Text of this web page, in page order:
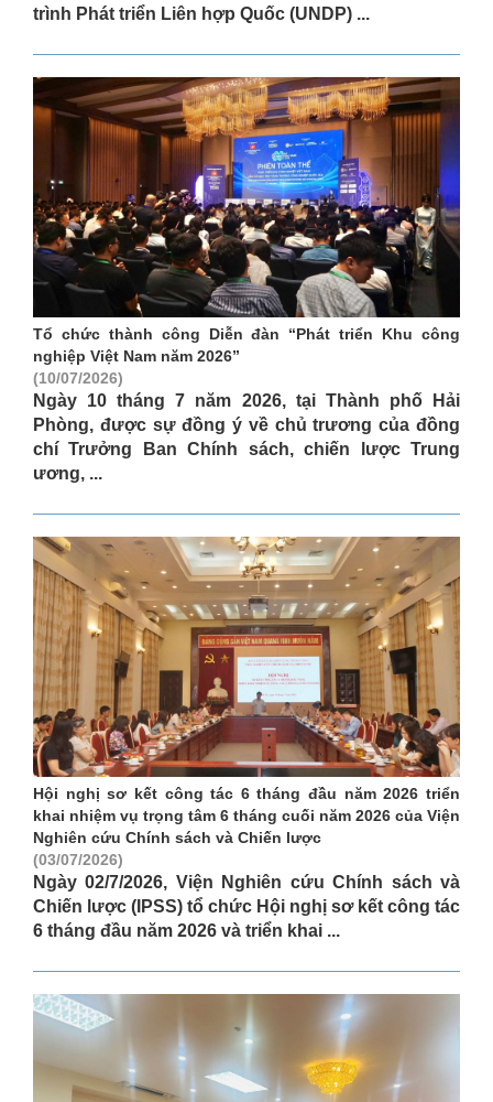
trình Phát triển Liên hợp Quốc (UNDP) ...
Tổ chức thành công Diễn đàn “Phát triển Khu công
nghiệp Việt Nam năm 2026”
(10/07/2026)
Ngày 10 tháng 7 năm 2026, tại Thành phố Hải
Phòng, được sự đồng ý về chủ trương của đồng
chí Trưởng Ban Chính sách, chiến lược Trung
ương, ...
Hội nghị sơ kết công tác 6 tháng đầu năm 2026 triển
khai nhiệm vụ trọng tâm 6 tháng cuối năm 2026 của Viện
Nghiên cứu Chính sách và Chiến lược
(03/07/2026)
Ngày 02/7/2026, Viện Nghiên cứu Chính sách và
Chiến lược (IPSS) tổ chức Hội nghị sơ kết công tác
6 tháng đầu năm 2026 và triển khai ...